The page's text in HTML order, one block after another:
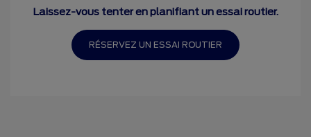
Laissez-vous tenter en planifiant un essai routier.
RÉSERVEZ UN ESSAI ROUTIER